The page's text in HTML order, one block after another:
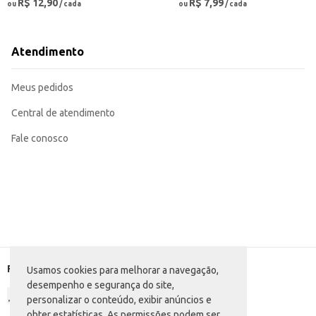
Usamos cookies para melhorar a navegação,
desempenho e segurança do site,
personalizar o conteúdo, exibir anúncios e
ou R$ 12,90/ cada ou R$ 7,99/ cada
Atendimento
Meus pedidos
Central de atendimento
Fale conosco
Formas de pagamento